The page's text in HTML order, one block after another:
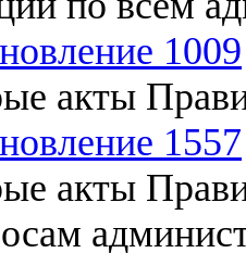
1009
акты
1557
акты